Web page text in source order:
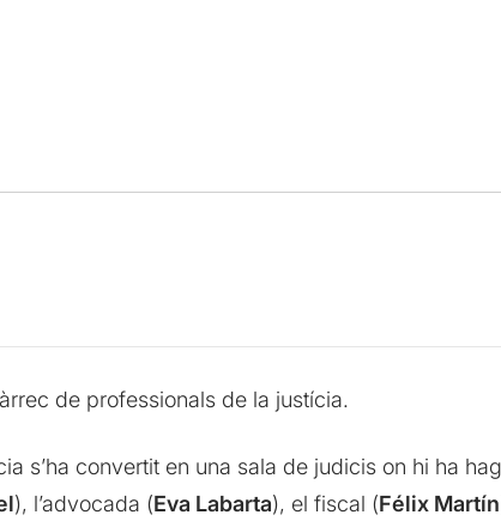
de professionals de la justícia.
s’ha convertit en una sala de judicis on hi ha
), l’advocada (Eva Labarta), el fiscal (Félix Martín